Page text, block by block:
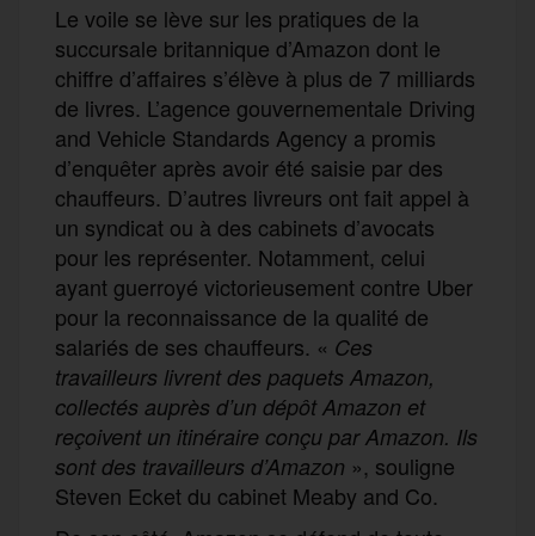
Le voile se lève sur les pratiques de la
succursale britannique d’Amazon dont le
chiffre d’affaires s’élève à plus de 7 milliards
de livres. L’agence gouvernementale Driving
and Vehicle Standards Agency a promis
d’enquêter après avoir été saisie par des
chauffeurs. D’autres livreurs ont fait appel à
un syndicat ou à des cabinets d’avocats
pour les représenter. Notamment, celui
ayant guerroyé victorieusement contre Uber
pour la reconnaissance de la qualité de
salariés de ses chauffeurs. « Ces
travailleurs livrent des paquets Amazon,
collectés auprès d’un dépôt Amazon et
reçoivent un itinéraire conçu par Amazon. Ils
sont des travailleurs d’Amazon », souligne
Steven Ecket du cabinet Meaby and Co.